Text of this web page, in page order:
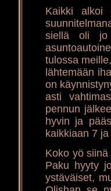
Kaikki alkoi
siellä oli jo
tulossa
lähtemään
on
asti
pennun
hyvin ja
kaikkiaan 7
Koko yö
Paku hyyty
ystäväiset,